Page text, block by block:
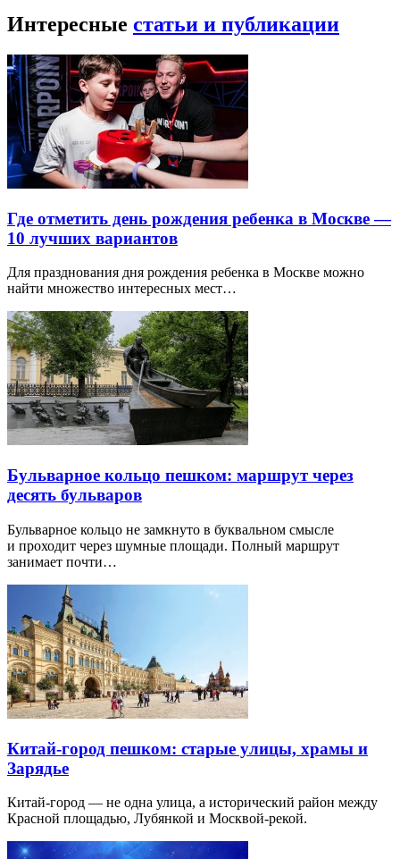
Интересные статьи и публикации
Где отметить день рождения ребенка в Москве —
10 лучших вариантов
Для празднования дня рождения ребенка в Москве можно
найти множество интересных мест…
Бульварное кольцо пешком: маршрут через
десять бульваров
Бульварное кольцо не замкнуто в буквальном смысле
и проходит через шумные площади. Полный маршрут
занимает почти…
Китай-город пешком: старые улицы, храмы и
Зарядье
Китай-город — не одна улица, а исторический район между
Красной площадью, Лубянкой и Москвой-рекой.